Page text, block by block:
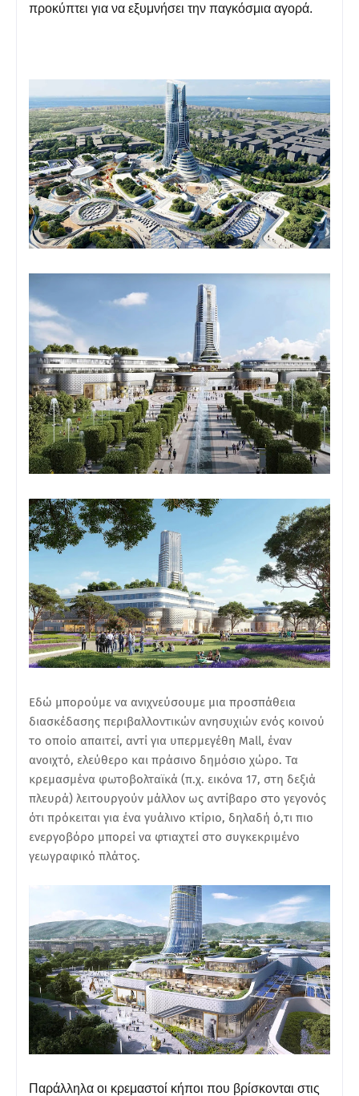
προκύπτει για να εξυμνήσει την παγκόσμια αγορά.
Εδώ μπορούμε να ανιχνεύσουμε μια προσπάθεια
διασκέδασης περιβαλλοντικών ανησυχιών ενός κοινού
το οποίο απαιτεί, αντί για υπερμεγέθη Mall, έναν
ανοιχτό, ελεύθερο και πράσινο δημόσιο χώρο. Τα
κρεμασμένα φωτοβολταϊκά (π.χ. εικόνα 17, στη δεξιά
πλευρά) λειτουργούν μάλλον ως αντίβαρο στο γεγονός
ότι πρόκειται για ένα γυάλινο κτίριο, δηλαδή ό,τι πιο
ενεργοβόρο μπορεί να φτιαχτεί στο συγκεκριμένο
γεωγραφικό πλάτος.
Παράλληλα οι κρεμαστοί κήποι που βρίσκονται στις